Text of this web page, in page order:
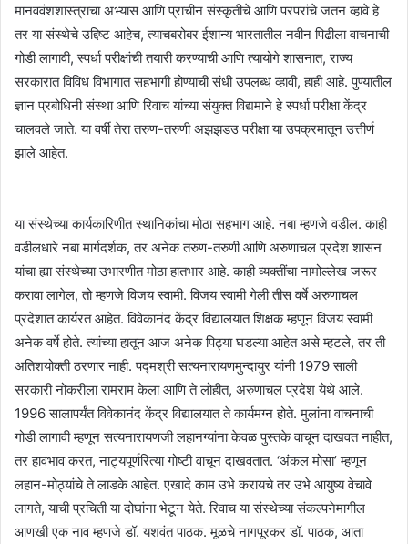
मानववंशशास्त्राचा अभ्यास आणि प्राचीन संस्कृतीचे आणि परपरांचे जतन व्हावे हे
तर या संस्थेचे उद्दिष्ट आहेच, त्याचबरोबर ईशान्य भारतातील नवीन पिढीला वाचनाची
गोडी लागावी, स्पर्धा परीक्षांची तयारी करण्याची आणि त्यायोगे शासनात, राज्य
सरकारात विविध विभागात सहभागी होण्याची संधी उपलब्ध व्हावी, हाही आहे. पुण्यातील
ज्ञान प्रबोधिनी संस्था आणि रिवाच यांच्या संयुक्त विद्यमाने हे स्पर्धा परीक्षा केंद्र
चालवले जाते. या वर्षी तेरा तरुण-तरुणी अझझडउ परीक्षा या उपक्रमातून उत्तीर्ण
झाले आहेत.
या संस्थेच्या कार्यकारिणीत स्थानिकांचा मोठा सहभाग आहे. नबा म्हणजे वडील. काही
वडीलधारे नबा मार्गदर्शक, तर अनेक तरुण-तरुणी आणि अरुणाचल प्रदेश शासन
यांचा ह्या संस्थेच्या उभारणीत मोठा हातभार आहे. काही व्यक्तींचा नामोल्लेख जरूर
करावा लागेल, तो म्हणजे विजय स्वामी. विजय स्वामी गेली तीस वर्षे अरुणाचल
प्रदेशात कार्यरत आहेत. विवेकानंद केंद्र विद्यालयात शिक्षक म्हणून विजय स्वामी
अनेक वर्षे होते. त्यांच्या हातून आज अनेक पिढ्या घडल्या आहेत असे म्हटले, तर ती
अतिशयोक्ती ठरणार नाही. पद्मश्री सत्यनारायणमुन्दायुर यांनी 1979 साली
सरकारी नोकरीला रामराम केला आणि ते लोहीत, अरुणाचल प्रदेश येथे आले.
1996 सालापर्यंत विवेकानंद केंद्र विद्यालयात ते कार्यमग्न होते. मुलांना वाचनाची
गोडी लागावी म्हणून सत्यनारायणजी लहानग्यांना केवळ पुस्तके वाचून दाखवत नाहीत,
तर हावभाव करत, नाट्यपूर्णरित्या गोष्टी वाचून दाखवतात. ‘अंकल मोसा’ म्हणून
लहान-मोठ्यांचे ते लाडके आहेत. एखादे काम उभे करायचे तर उभे आयुष्य वेचावे
लागते, याची प्रचिती या दोघांना भेटून येते. रिवाच या संस्थेच्या संकल्पनेमागील
आणखी एक नाव म्हणजे डॉ. यशवंत पाठक. मूळचे नागपूरकर डॉ. पाठक, आता